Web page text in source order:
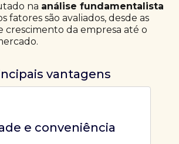
na análise fundamentalista
fatores são avaliados, desde as
crescimento da empresa até o
vantagens
e conveniência